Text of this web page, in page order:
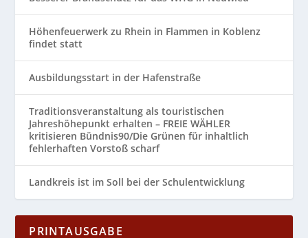
Höhenfeuerwerk zu Rhein in Flammen in Koblenz
findet statt
Ausbildungsstart in der Hafenstraße
Traditionsveranstaltung als touristischen
Jahreshöhepunkt erhalten – FREIE WÄHLER
kritisieren Bündnis90/Die Grünen für inhaltlich
fehlerhaften Vorstoß scharf
Landkreis ist im Soll bei der Schulentwicklung
PRINTAUSGABE